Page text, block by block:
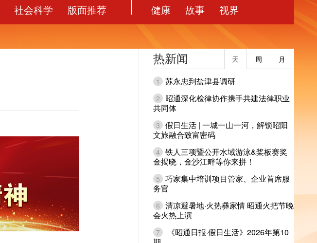
社会科学 版面推荐
健康
故事 视界
热新闻 月
周
天
1 苏永忠到盐津县调研
2
昭通深化检律协作携手共建法律职业
共同体
3 假日生活 | 一城一山一河，解锁昭阳
文旅融合致富密码
4 铁人三项暨公开水域游泳&桨板赛奖
金揭晓，金沙江畔等你来拼！
5 巧家集中培训项目管家、企业首席服
务官
6 清凉避暑地·火热彝家情 昭通火把节晚
会火热上演
7
《昭通日报·假日生活》2026年第10